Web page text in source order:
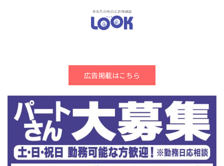
広告掲載はこちら